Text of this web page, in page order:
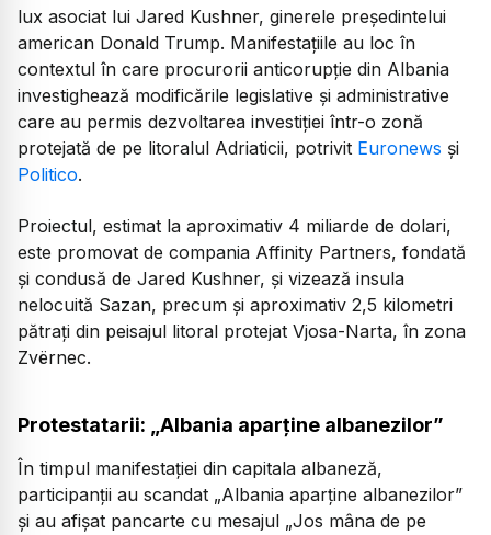
lux asociat lui Jared Kushner, ginerele președintelui
american Donald Trump. Manifestațiile au loc în
contextul în care procurorii anticorupție din Albania
investighează modificările legislative și administrative
care au permis dezvoltarea investiției într-o zonă
protejată de pe litoralul Adriaticii, potrivit Euronews și
Politico.
Proiectul, estimat la aproximativ 4 miliarde de dolari,
este promovat de compania Affinity Partners, fondată
și condusă de Jared Kushner, și vizează insula
nelocuită Sazan, precum și aproximativ 2,5 kilometri
pătrați din peisajul litoral protejat Vjosa-Narta, în zona
Zvërnec.
Protestatarii: „Albania aparține albanezilor”
În timpul manifestației din capitala albaneză,
participanții au scandat „Albania aparține albanezilor”
și au afișat pancarte cu mesajul „Jos mâna de pe